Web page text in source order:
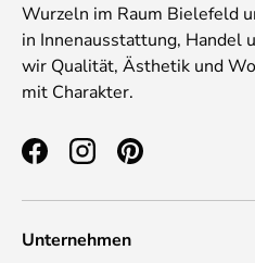
Wurzeln im Raum Bielefeld
in Innenausstattung, Handel
wir Qualität, Ästhetik und
mit Charakter.
FacebookInstagramPinterest
Unternehmen